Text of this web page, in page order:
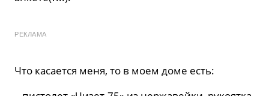
РЕКЛАМА
Что касается меня, то в моем доме есть: